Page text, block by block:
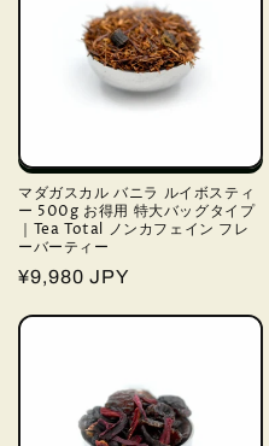
マダガスカル バニラ ルイボスティ
ー 500g お得用 特大バッグタイプ
｜Tea Total ノンカフェイン フレ
ーバーティー
通
価
¥9,980 JPY